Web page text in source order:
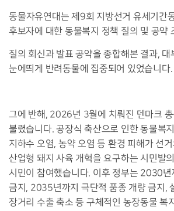
동물자유연대는 제9회 지방선거 유세기
후보자에 대한 동물복지 정책 질의 및 공약
질의 회신과 발표 공약을 종합해본 결과, 대
눈에띄게 반려동물에 집중되어 있었습니다.
그에 반해, 2026년 3월에 치뤄진 덴마크
불렸습니다. 공장식 축산으로 인한 동물복
지하수 오염, 농약 오염 등 환경 피해가 선
산업형 돼지 사육 개혁을 요구하는 시민발
시민이 참여했습니다. 이후 정부는 2030년
금지, 2035년까지 극단적 품종 개량 금지,
장거리 수출 축소 등 구체적인 농장동물 복